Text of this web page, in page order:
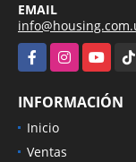
EMAIL
FacebookInstagramYouTube
INFORMACIÓN
Inicio
Ventas